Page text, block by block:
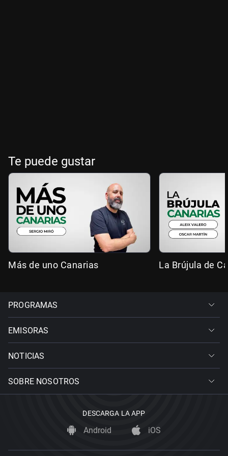
Te puede gustar
Más de uno Canarias La Brújula de
PROGRAMAS
EMISORAS
NOTICIAS
SOBRE NOSOTROS
DESCARGA LA APP
Android iOS